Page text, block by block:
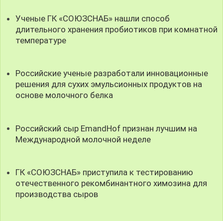
Ученые ГК «СОЮЗСНАБ» нашли способ
длительного хранения пробиотиков при комнатной
температуре
Российские ученые разработали инновационные
решения для сухих эмульсионных продуктов на
основе молочного белка
Российский сыр EmandHof признан лучшим на
Международной молочной неделе
ГК «СОЮЗСНАБ» приступила к тестированию
отечественного рекомбинантного химозина для
производства сыров